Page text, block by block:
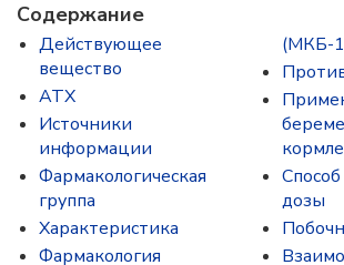
Содержание
Действующее
вещество
ATX
Источники
информации
Фармакологическая
группа
Характеристика
Фармакология
(МКБ-
дозы